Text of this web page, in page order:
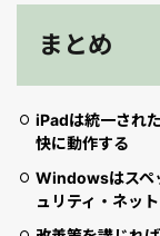
まとめ
iPadは統一され
快に動作する
Windowsはスペ
ュリティ・ネッ